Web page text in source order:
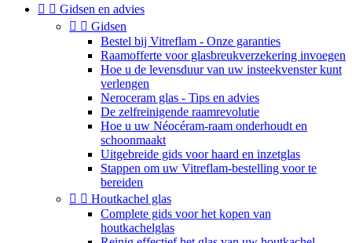
  Gidsen en advies
  Gidsen
Bestel bij Vitreflam - Onze garanties
Raamofferte voor glasbreukverzekering invoegen
Hoe u de levensduur van uw insteekvenster kunt
verlengen
Neroceram glas - Tips en advies
De zelfreinigende raamrevolutie
Hoe u uw Néocéram-raam onderhoudt en
schoonmaakt
Uitgebreide gids voor haard en inzetglas
Stappen om uw Vitreflam-bestelling voor te
bereiden
  Houtkachel glas
Complete gids voor het kopen van
houtkachelglas